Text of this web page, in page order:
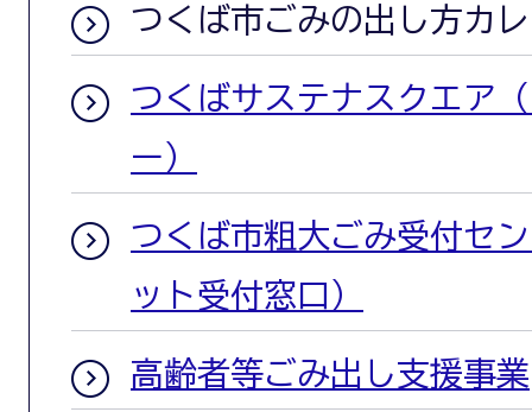
つくば市ごみの出し方カ
つくばサステナスクエア
ー）
つくば市粗大ごみ受付セ
ット受付窓口）
高齢者等ごみ出し支援事業